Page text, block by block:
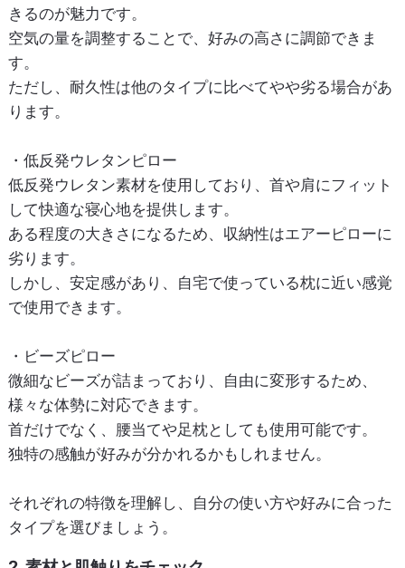
きるのが魅力です。
空気の量を調整することで、好みの高さに調節できま
す。
ただし、耐久性は他のタイプに比べてやや劣る場合があ
ります。
・低反発ウレタンピロー
低反発ウレタン素材を使用しており、首や肩にフィット
して快適な寝心地を提供します。
ある程度の大きさになるため、収納性はエアーピローに
劣ります。
しかし、安定感があり、自宅で使っている枕に近い感覚
で使用できます。
・ビーズピロー
微細なビーズが詰まっており、自由に変形するため、
様々な体勢に対応できます。
首だけでなく、腰当てや足枕としても使用可能です。
独特の感触が好みが分かれるかもしれません。
それぞれの特徴を理解し、自分の使い方や好みに合った
タイプを選びましょう。